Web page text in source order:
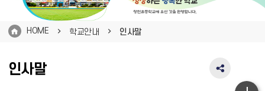
HOME 학교안내 인사말
인사말
SNS